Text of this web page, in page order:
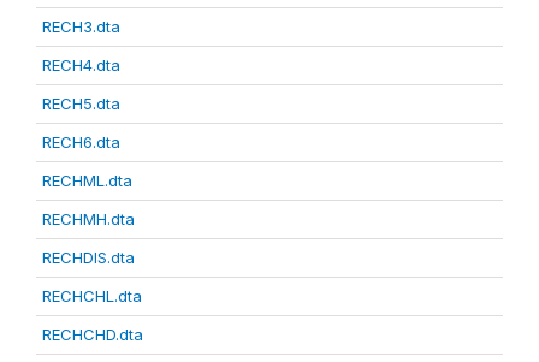
RECH3.dta
RECH4.dta
RECH5.dta
RECH6.dta
RECHML.dta
RECHMH.dta
RECHDIS.dta
RECHCHL.dta
RECHCHD.dta